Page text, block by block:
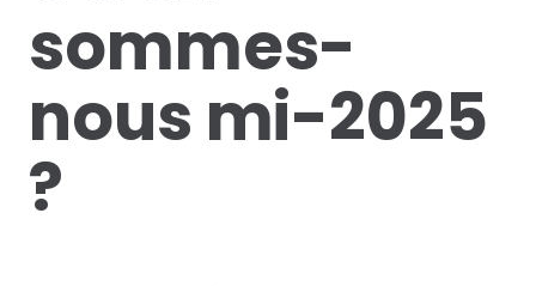
sommes-
nous mi-2025
?